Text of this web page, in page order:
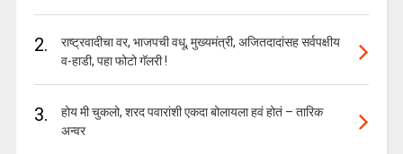
2.
राष्ट्रवादीचा वर, भाजपची वधू, मुख्यमंत्री, अजितदादांसह सर्वपक्षीय
व-हाडी, पहा फोटो गॅलरी !
3.
होय मी चुकलो, शरद पवारांशी एकदा बोलायला हवं होतं – तारिक
अन्वर